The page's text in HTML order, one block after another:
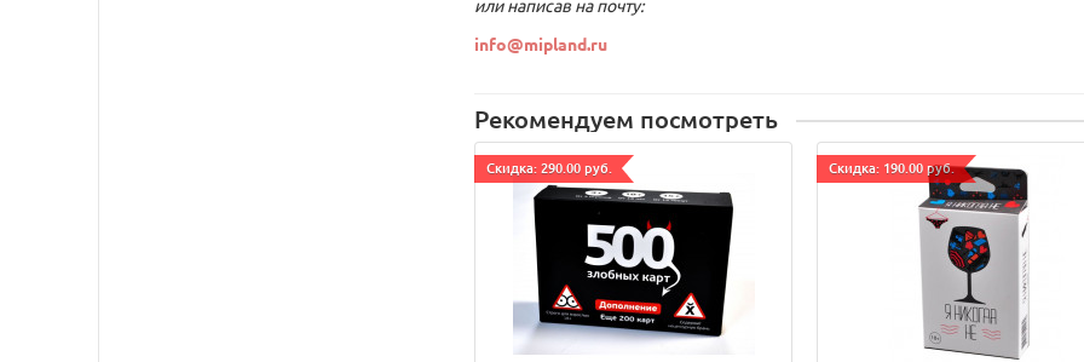
или написав на почту:
info@mipland.ru
Рекомендуем посмотреть
Cкидка: 290.00 руб. Cкидка: 190.00 руб.